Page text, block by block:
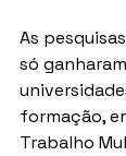
As
só
formação,
Trabalho